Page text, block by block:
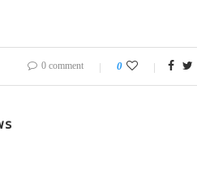
0 comment 0